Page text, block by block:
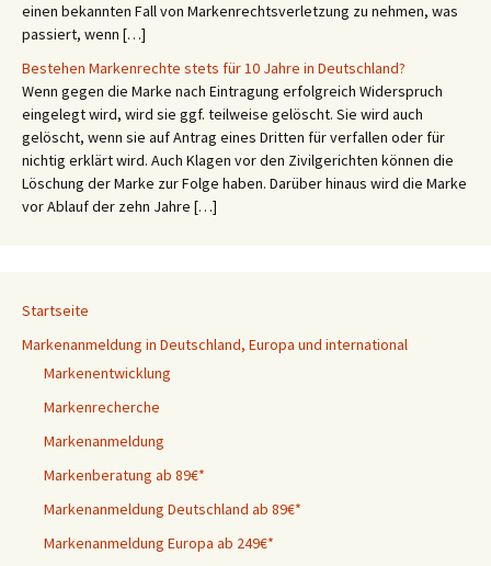
einen bekannten Fall von Markenrechtsverletzung zu nehmen, was
passiert, wenn […]
Bestehen Markenrechte stets für 10 Jahre in Deutschland?
Wenn gegen die Marke nach Eintragung erfolgreich Widerspruch
eingelegt wird, wird sie ggf. teilweise gelöscht. Sie wird auch
gelöscht, wenn sie auf Antrag eines Dritten für verfallen oder für
nichtig erklärt wird. Auch Klagen vor den Zivilgerichten können die
Löschung der Marke zur Folge haben. Darüber hinaus wird die Marke
vor Ablauf der zehn Jahre […]
Startseite
Markenanmeldung in Deutschland, Europa und international
Markenentwicklung
Markenrecherche
Markenanmeldung
Markenberatung ab 89€*
Markenanmeldung Deutschland ab 89€*
Markenanmeldung Europa ab 249€*